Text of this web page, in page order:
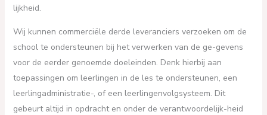
lijkheid.
Wij kunnen commerciële derde leveranciers verzoeken om de
school te ondersteunen bij het verwerken van de ge-gevens
voor de eerder genoemde doeleinden. Denk hierbij aan
toepassingen om leerlingen in de les te ondersteunen, een
leerlingadministratie-, of een leerlingenvolgsysteem. Dit
gebeurt altijd in opdracht en onder de verantwoordelijk-heid